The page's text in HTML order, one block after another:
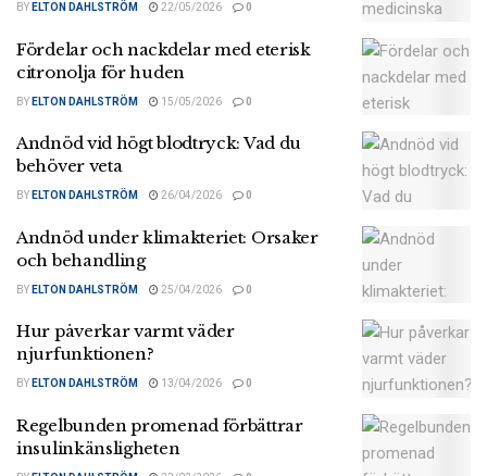
BY ELTON DAHLSTRÖM 22/05/2026 0
Fördelar och nackdelar med eterisk
citronolja för huden
BY ELTON DAHLSTRÖM 15/05/2026 0
Andnöd vid högt blodtryck: Vad du
behöver veta
BY ELTON DAHLSTRÖM 26/04/2026 0
Andnöd under klimakteriet: Orsaker
och behandling
BY ELTON DAHLSTRÖM 25/04/2026 0
Hur påverkar varmt väder
njurfunktionen?
BY ELTON DAHLSTRÖM 13/04/2026 0
Regelbunden promenad förbättrar
insulinkänsligheten